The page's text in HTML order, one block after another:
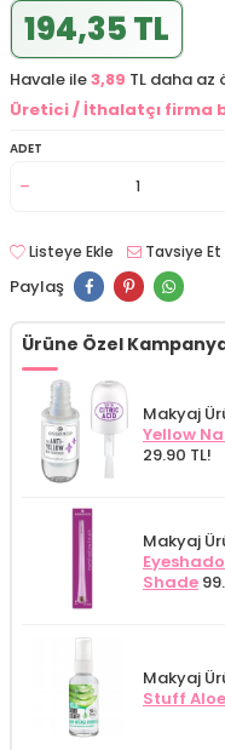
194,35 TL
Havale ile3,89 TL daha az
Üretici / İthalatçı firma
ADET
Listeye Ekle Tavsiye Et
Paylaş
Ürüne Özel
Makyaj
Yellow
29.90 TL!
Makyaj
Shade
Makyaj
Stuff